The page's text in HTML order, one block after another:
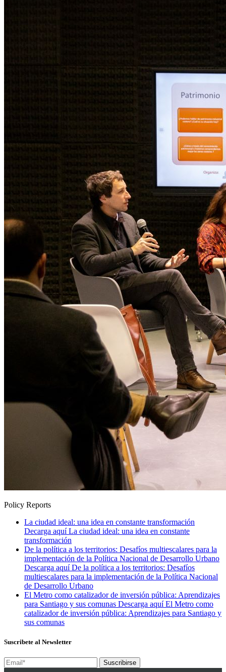
Policy Reports
La ciudad ideal: una idea en constante transformación
Decarga aquí La ciudad ideal: una idea en constante
transformación
De la política a los territorios: Desafíos multiescalares para la
implementación de la Política Nacional de Desarrollo Urbano
Descarga aquí De la política a los territorios: Desafíos
multiescalares para la implementación de la Política Nacional
de Desarrollo Urbano
El Metro como catalizador de inversión pública: Aprendizajes
para Santiago y sus comunas Descarga aquí El Metro como
catalizador de inversión pública: Aprendizajes para Santiago y
sus comunas
Suscribete al Newsletter
Suscribirse